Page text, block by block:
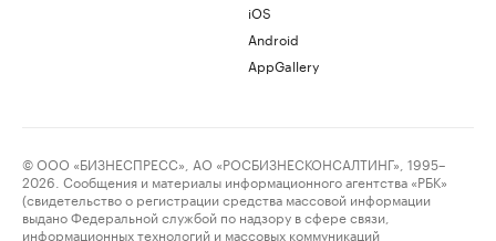
iOS
Android
AppGallery
© ООО «БИЗНЕСПРЕСС», АО «РОСБИЗНЕСКОНСАЛТИНГ», 1995–
2026. Сообщения и материалы информационного агентства «РБК»
(свидетельство о регистрации средства массовой информации
выдано Федеральной службой по надзору в сфере связи,
информационных технологий и массовых коммуникаций